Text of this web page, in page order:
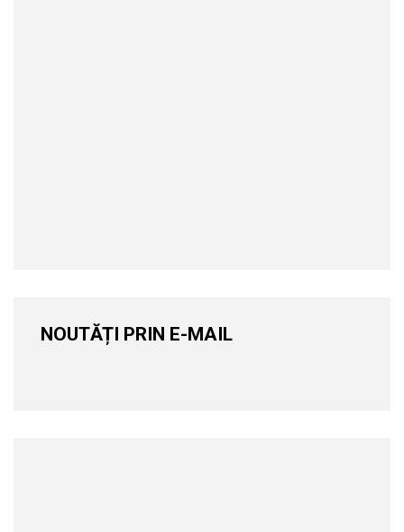
NOUTĂȚI PRIN E-MAIL